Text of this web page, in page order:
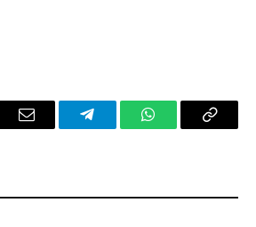
Email TelegramWhatsAppCopy